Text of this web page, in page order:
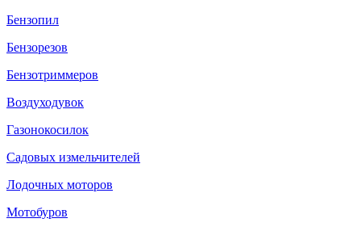
Бензопил
Бензорезов
Бензотриммеров
Воздуходувок
Газонокосилок
Садовых измельчителей
Лодочных моторов
Мотобуров